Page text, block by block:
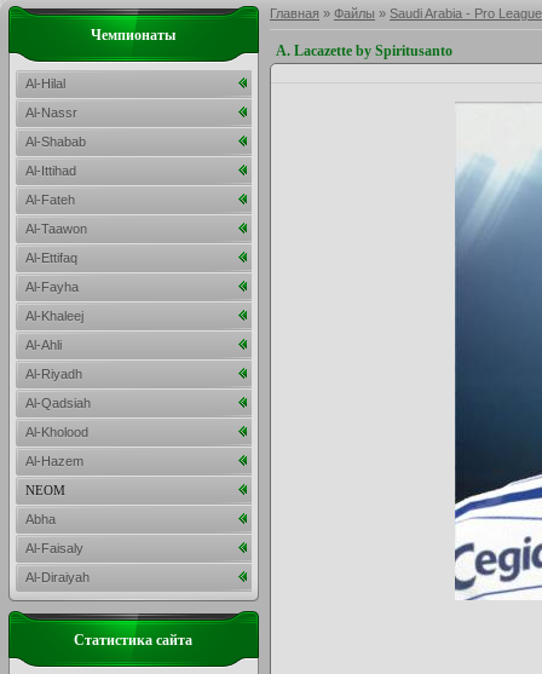
Главная » Файлы » Saudi Arabia - Pro League
A. Lacazette by Spiritusanto
Чемпионаты
Al-Hilal
Al-Nassr
Al-Shabab
Al-Ittihad
Al-Fateh
Al-Taawon
Al-Ettifaq
Al-Fayha
Al-Khaleej
Al-Ahli
Al-Riyadh
Al-Qadsiah
Al-Kholood
Al-Hazem
NEOM
Abha
Al-Faisaly
Al-Diraiyah
Статистика сайта